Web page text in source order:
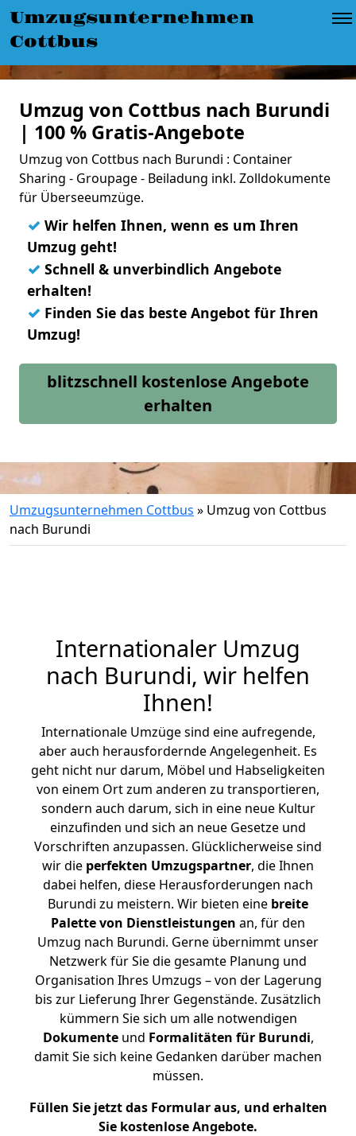
Umzugsunternehmen
Cottbus
Umzug von Cottbus nach Burundi
| 100 % Gratis-Angebote
Umzug von Cottbus nach Burundi : Container
Sharing - Groupage - Beiladung inkl. Zolldokumente
für Überseeumzüge.
✓ Wir helfen Ihnen, wenn es um Ihren
Umzug geht!
✓ Schnell & unverbindlich Angebote
erhalten!
✓ Finden Sie das beste Angebot für Ihren
Umzug!
blitzschnell kostenlose Angebote
erhalten
Umzugsunternehmen Cottbus » Umzug von Cottbus
nach Burundi
Internationaler Umzug
nach Burundi, wir helfen
Ihnen!
Internationale Umzüge sind eine aufregende,
aber auch herausfordernde Angelegenheit. Es
geht nicht nur darum, Möbel und Habseligkeiten
von einem Ort zum anderen zu transportieren,
sondern auch darum, sich in eine neue Kultur
einzufinden und sich an neue Gesetze und
Vorschriften anzupassen. Glücklicherweise sind
wir die perfekten Umzugspartner, die Ihnen
dabei helfen, diese Herausforderungen nach
Burundi zu meistern. Wir bieten eine breite
Palette von Dienstleistungen an, für den
Umzug nach Burundi. Gerne übernimmt unser
Netzwerk für Sie die gesamte Planung und
Organisation Ihres Umzugs – von der Lagerung
bis zur Lieferung Ihrer Gegenstände. Zusätzlich
kümmern Sie sich um alle notwendigen
Dokumenteund Formalitäten für Burundi,
damit Sie sich keine Gedanken darüber machen
müssen.
Füllen Sie jetzt das Formular aus, und erhalten
Sie kostenlose Angebote.